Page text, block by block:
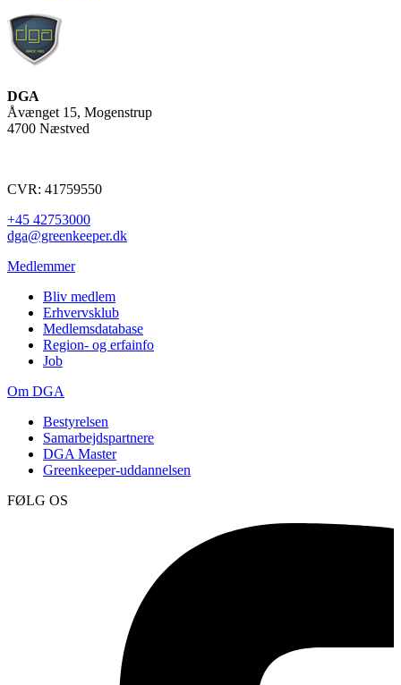
DGA
Åvænget 15, Mogenstrup
4700 Næstved
CVR: 41759550
+45 42753000
dga@greenkeeper.dk
Medlemmer
Bliv medlem
Erhvervsklub
Medlemsdatabase
Region- og erfainfo
Job
Om DGA
Bestyrelsen
Samarbejdspartnere
DGA Master
Greenkeeper-uddannelsen
FØLG OS